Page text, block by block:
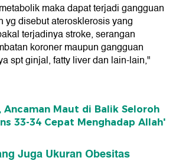
maka dapat terjadi gangguan
yg disebut aterosklerosis yang
terjadinya stroke, serangan
koroner maupun gangguan
spt ginjal, fatty liver dan lain-lain,"
Ancaman Maut di Balik Seloroh
33-34 Cepat Menghadap Allah'
Juga Ukuran Obesitas